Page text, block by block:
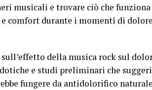
musicali e trovare ciò che
comfort durante i momenti di
della musica rock sul
e studi preliminari che
fungere da antidolorifico